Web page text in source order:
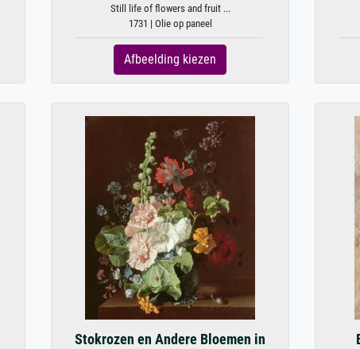
Still life of flowers and fruit ...
1731 | Olie op paneel
Afbeelding kiezen
Stokrozen en Andere Bloemen in